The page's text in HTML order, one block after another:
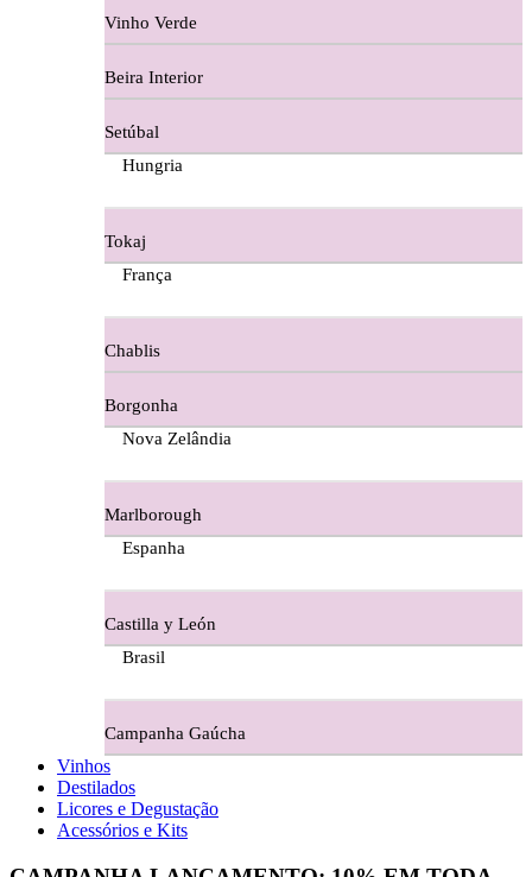
Dona Sancha Dão
Doroteia Douro
Ermelinda Freitas - Setubal
Evidencia Dão
Ferraz Wine - Beira Interior
Figueira Coriga - Alentejo
Guerreiro Vinhos - Bairrada
Herdade da Lisboa Alentejo
Herdade Do Freixo - Alentejo
Herdade do Moinho Branco - Alentejo
Vinho Verde
Beira Interior
Setúbal
Hungria
Tokaj
França
Chablis
Borgonha
Nova Zelândia
Marlborough
Espanha
Castilla y León
Brasil
Campanha Gaúcha
Vinhos
Destilados
Licores e Degustação
Acessórios e Kits